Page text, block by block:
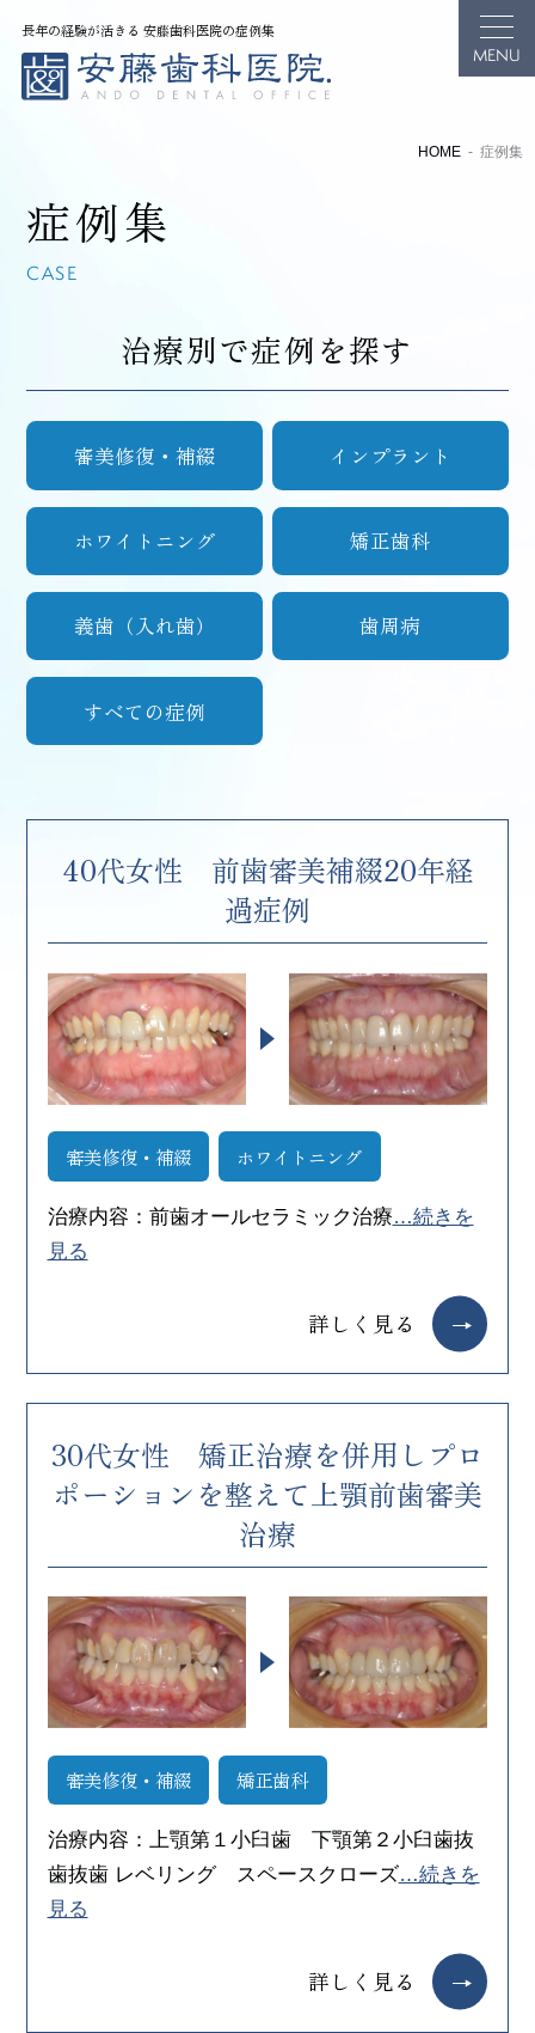
長年の経験が活きる 安藤歯科医院の症例集
HOME 症例集
症例集
CASE
治療別で症例を探す
審美修復・補綴 インプラント
ホワイトニング 矯正歯科
義歯（入れ歯） 歯周病
すべての症例
40代女性 前歯審美補綴20年経
過症例
審美修復・補綴 ホワイトニング
治療内容：前歯オールセラミック治療…続きを
見る
詳しく見る
30代女性 矯正治療を併用しプロ
ポーションを整えて上顎前歯審美
治療
審美修復・補綴 矯正歯科
治療内容：上顎第１小臼歯 下顎第２小臼歯抜
歯抜歯 レベリング スペースクローズ…続きを
見る
詳しく見る